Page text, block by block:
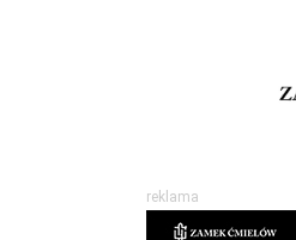
reklama